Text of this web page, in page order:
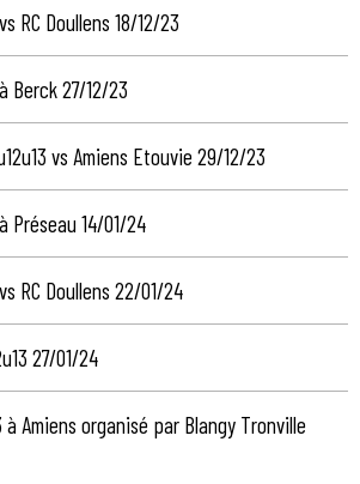
RC Doullens 18/12/23
Berck 27/12/23
vs Amiens Etouvie 29/12/23
Préseau 14/01/24
RC Doullens 22/01/24
27/01/24
à Amiens organisé par Blangy Tronville